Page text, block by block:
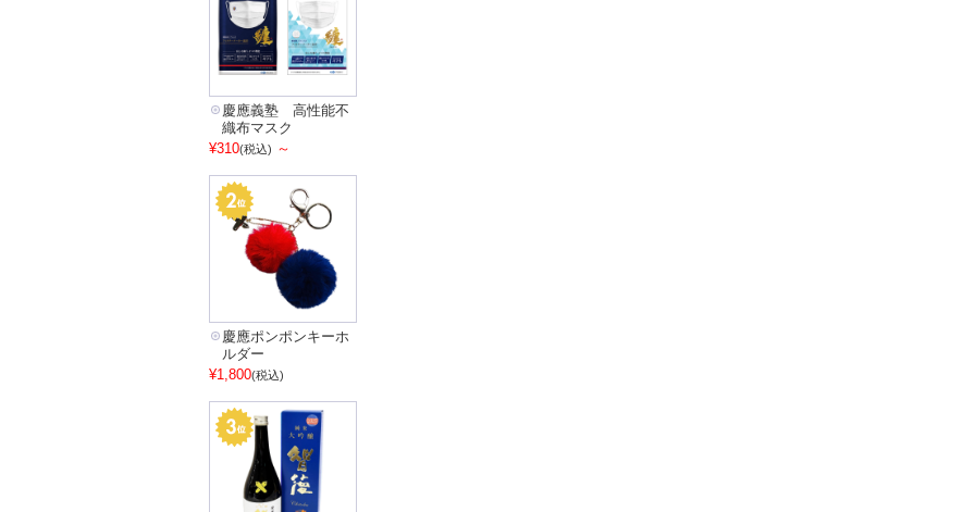
慶應義塾 高性能不
織布マスク
¥310(税込) ～
慶應ポンポンキーホ
ルダー
¥1,800(税込)